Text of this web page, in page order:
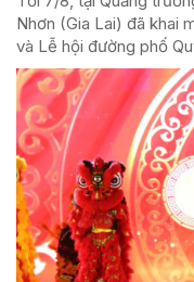
Nhơn (Gia Lai) đã khai
và Lễ hội đường phố